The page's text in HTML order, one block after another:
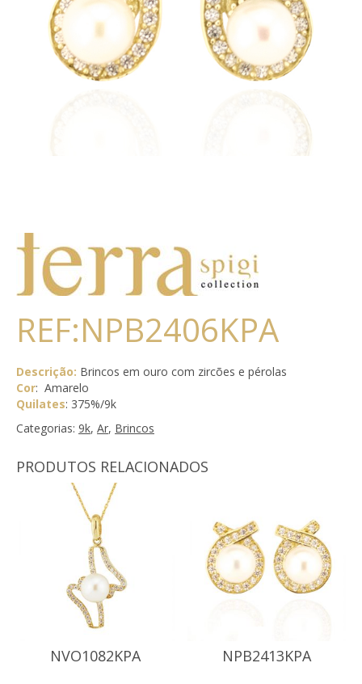
REF:NPB2406KPA
Descrição: Brincos em ouro com zircões e pérolas
Cor: Amarelo
Quilates: 375%/9k
Categorias: 9k, Ar, Brincos
PRODUTOS RELACIONADOS
NVO1082KPA NPB2413KPA